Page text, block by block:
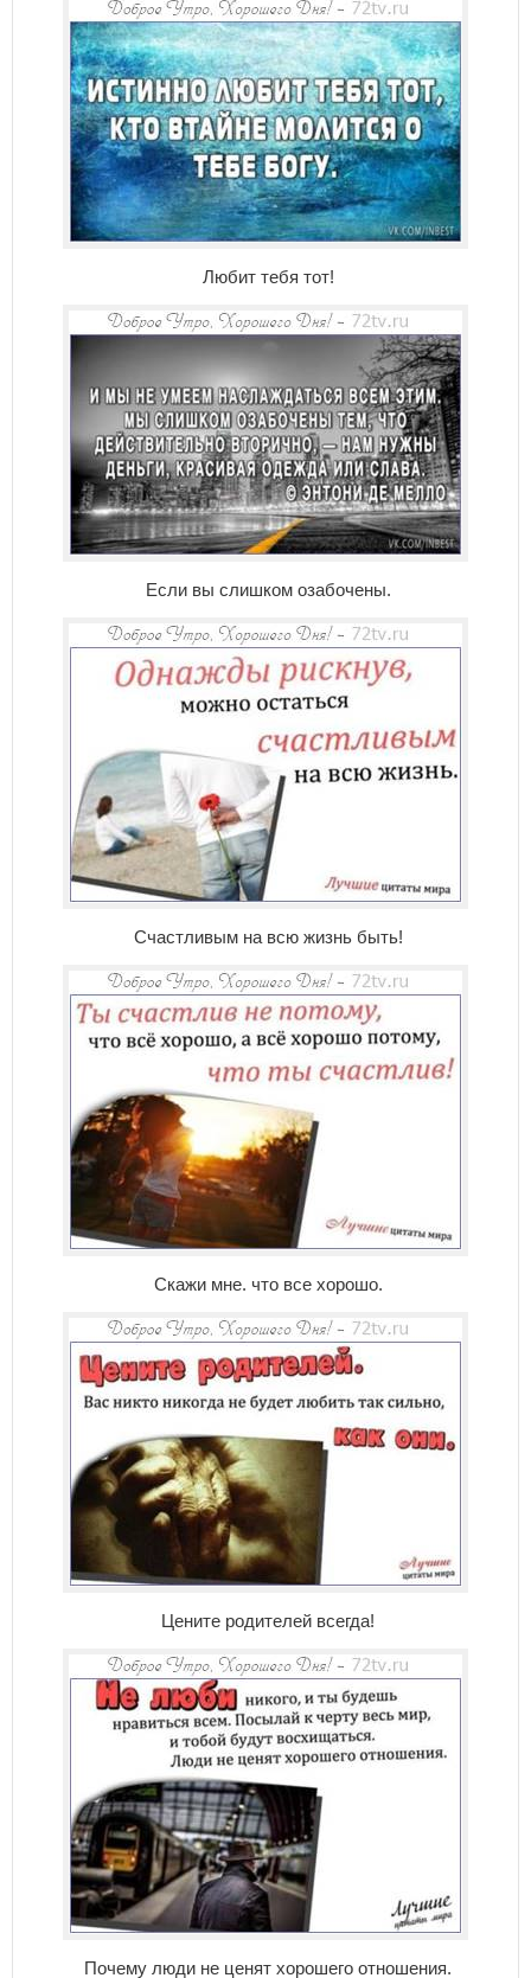
Любит тебя тот!
Если вы слишком озабочены.
Счастливым на всю жизнь быть!
Скажи мне. что все хорошо.
Цените родителей всегда!
Почему люди не ценят хорошего отношения.